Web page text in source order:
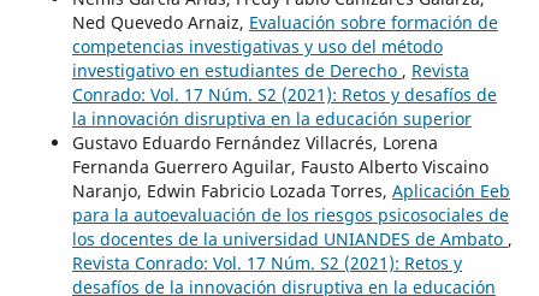
Ned Quevedo Arnaiz, Evaluación sobre formación de
competencias investigativas y uso del método
investigativo en estudiantes de Derecho , Revista
Conrado: Vol. 17 Núm. S2 (2021): Retos y desafíos de
la innovación disruptiva en la educación superior
Gustavo Eduardo Fernández Villacrés, Lorena
Fernanda Guerrero Aguilar, Fausto Alberto Viscaino
Naranjo, Edwin Fabricio Lozada Torres, Aplicación Eeb
para la autoevaluación de los riesgos psicosociales de
los docentes de la universidad UNIANDES de Ambato ,
Revista Conrado: Vol. 17 Núm. S2 (2021): Retos y
desafíos de la innovación disruptiva en la educación